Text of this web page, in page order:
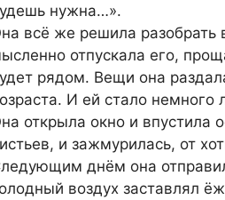
нужна…».
всё же решила разобрать
отпускала его,
рядом. Вещи она
И ей стало немного
открыла окно и впустила
и зажмурилась, от
днём она
воздух заставлял